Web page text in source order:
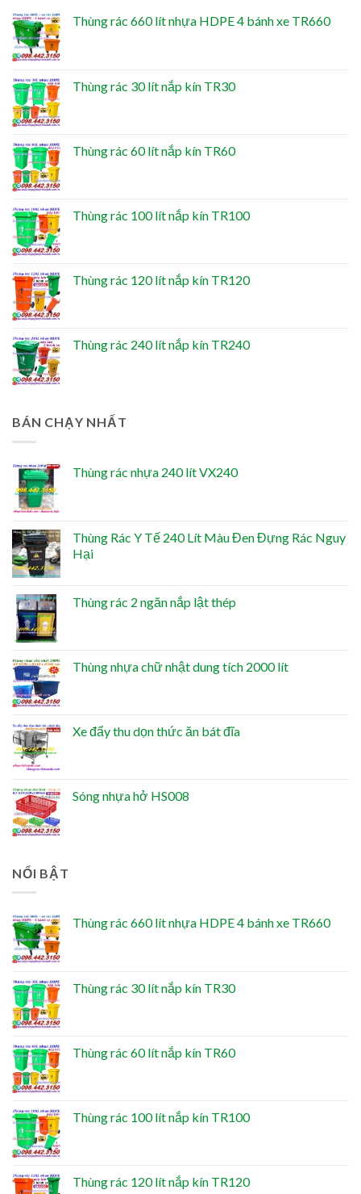
Thùng rác 660 lít nhựa HDPE 4 bánh xe TR660
Thùng rác 30 lít nắp kín TR30
Thùng rác 60 lít nắp kín TR60
Thùng rác 100 lít nắp kín TR100
Thùng rác 120 lít nắp kín TR120
Thùng rác 240 lít nắp kín TR240
BÁN CHẠY NHẤT
Thùng rác nhựa 240 lít VX240
Thùng Rác Y Tế 240 Lít Màu Đen Đựng Rác Nguy
Hại
Thùng rác 2 ngăn nắp lật thép
Thùng nhựa chữ nhật dung tích 2000 lít
Xe đẩy thu dọn thức ăn bát đĩa
Sóng nhựa hở HS008
NỔI BẬT
Thùng rác 660 lít nhựa HDPE 4 bánh xe TR660
Thùng rác 30 lít nắp kín TR30
Thùng rác 60 lít nắp kín TR60
Thùng rác 100 lít nắp kín TR100
Thùng rác 120 lít nắp kín TR120